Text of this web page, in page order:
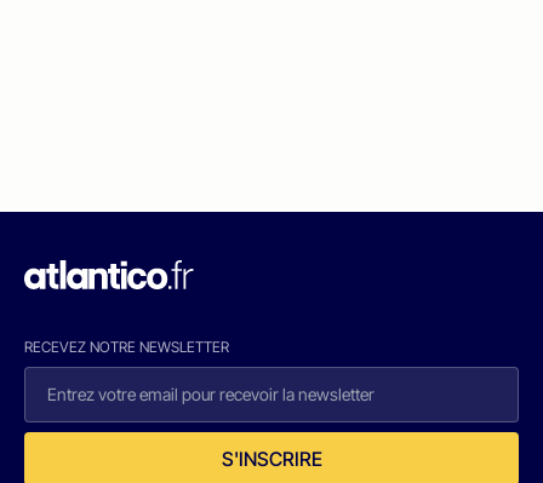
RECEVEZ NOTRE NEWSLETTER
S'INSCRIRE